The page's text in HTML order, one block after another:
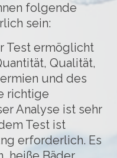
folgende
sein:
Test ermöglicht
Qualität,
und des
richtige
Analyse ist sehr
Test ist
erforderlich. Es